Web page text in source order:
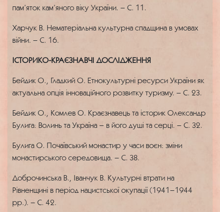
пам’яток кам’яного віку України. – С. 11.
Харчук В. Нематеріальна культурна спадщина в умовах
війни. – С. 16.
ІСТОРИКО-КРАЄЗНАВЧІ ДОСЛІДЖЕННЯ
Бейдик О., Гладкий О. Етнокультурні ресурси України як
актуальна опція інноваційного розвитку туризму. – С. 23.
Бейдик О., Комлев О. Краєзнавець та історик Олександр
Булига: Волинь та Україна – в його душі та серці. – С. 32.
Булига О. Почаївський монастир у часи воєн: зміни
монастирського середовища. – С. 38.
Доброчинська В., Іванчук В. Культурні втрати на
Рівненщині в період нацистської окупації (1941–1944
рр.). – С. 42.